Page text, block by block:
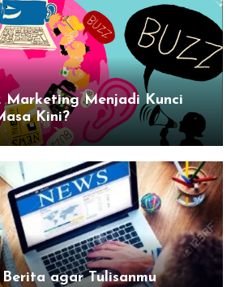
Marketing Menjadi Kunci
Kini?
agar Tulisanmu